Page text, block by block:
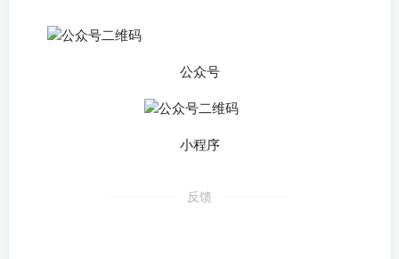
公众号
小程序
反馈